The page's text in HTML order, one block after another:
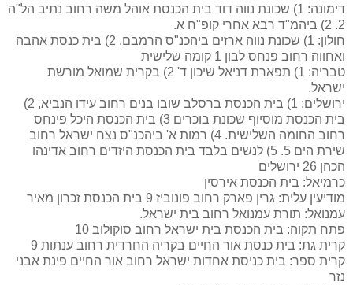
דימונה: 1) שכונת נווה דוד בית הכנסת אוהל משה רחוב נתיב הל"ה
2. 2) ביהמ"ד רבא אחרי קופ"ח א.
חולון: 1) שכונת נווה ארזים ביהכנ"ס הרמבם. 2) בית כנסת אהבה
ואחווה רחוב פנחס לבון 1 קומה שלישית
טבריה: 1) תפארת דניאל שיכון ד' 2) בקרית שמואל מורשת
ישראל.
ירושלים: 1) בית הכנסת ברסלב שובו בנים רחוב עידו הנביא, 2)
בית הכנסת מוסיוף שכונת בוכרים 3) בית הכנסת היכל פינחס
רחוב החומה השלישית. 4) רמות א' ביהכנ"ס נצח ישראל רחוב
שירת הים 5. 5) לנשים בלבד בית הכנסת היזדים רחוב אדינהו
הכהן 26 ירושלים
כרמיאל: בית הכנסת אירסין
מודיעין עלית: גרין פארק רחוב פונוביז 9 בית הכנסת זכרון מאיר
עמנואל: תורת עמנואל רחוב בית ישראל.
פתח תקוה: בית הכנסת בית ישראל רחוב סוקולוב 10
קרית גת: בית כנסת אור החיים בקריה החרדית רחוב ענתות 9
קרית ספר: בית כניסת אחדות ישראל רחוב אור החיים פינת אבני
נזר